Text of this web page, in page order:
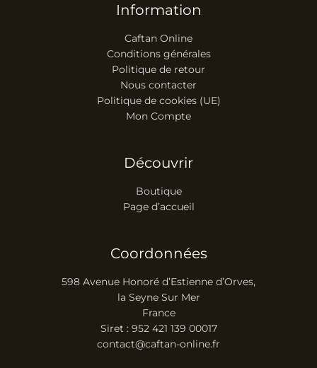
Information
Caftan Online
Conditions générales
Politique de retour
Nous contacter
Politique de cookies (UE)
Mon Compte
Découvrir
Boutique
Page d’accueil
Coordonnées
598 Avenue Honoré d’Estienne d’Orves,
la Seyne Sur Mer
France
Siret : 952 421 139 00017
contact@caftan-online.fr